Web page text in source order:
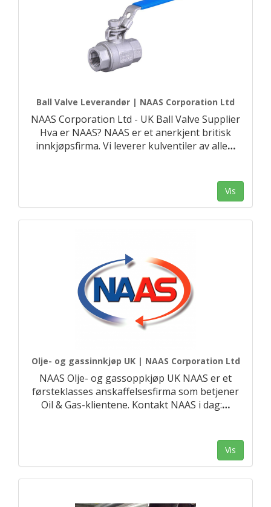
Ball Valve Leverandør | NAAS Corporation Ltd
NAAS Corporation Ltd - UK Ball Valve Supplier
Hva er NAAS? NAAS er et anerkjent britisk
innkjøpsfirma. Vi leverer kulventiler av alle…
Vis
Olje- og gassinnkjøp UK | NAAS Corporation Ltd
NAAS Olje- og gassoppkjøp UK NAAS er et
førsteklasses anskaffelsesfirma som betjener
Oil & Gas-klientene. Kontakt NAAS i dag:…
Vis